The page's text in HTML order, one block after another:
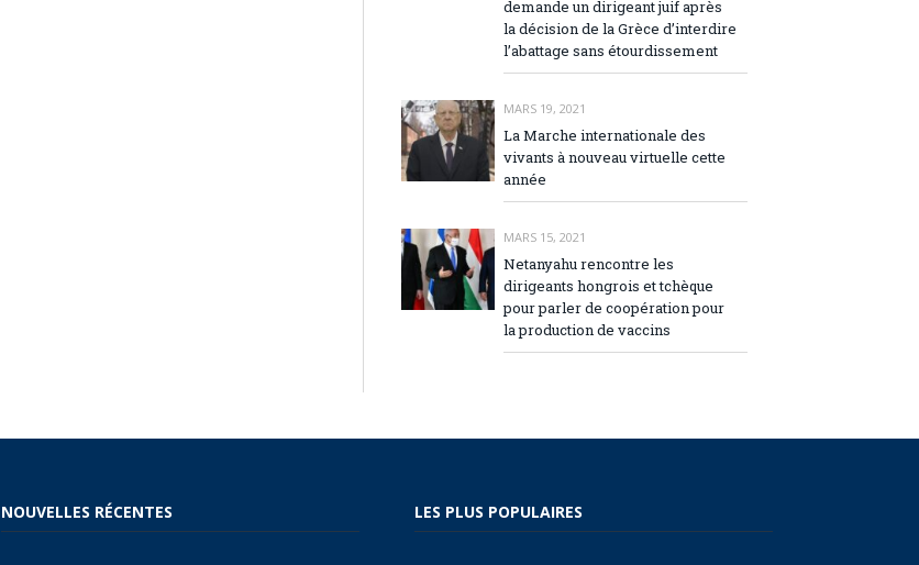
demande un dirigeant juif après
la décision de la Grèce d’interdire
l’abattage sans étourdissement
MARS 19, 2021
La Marche internationale des
vivants à nouveau virtuelle cette
année
MARS 15, 2021
Netanyahu rencontre les
dirigeants hongrois et tchèque
pour parler de coopération pour
la production de vaccins
NOUVELLES RÉCENTES LES PLUS POPULAIRES